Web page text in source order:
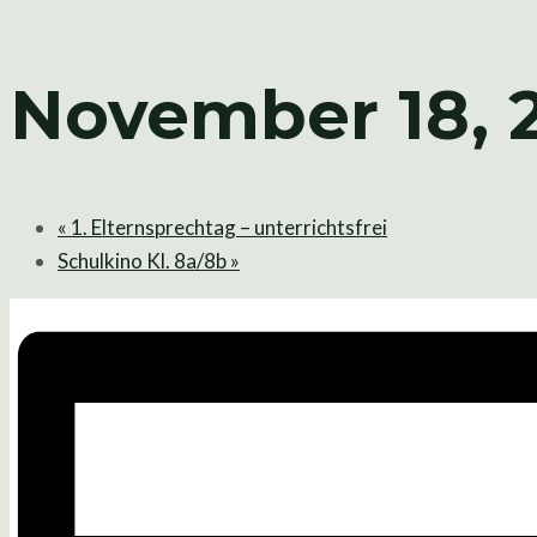
November 18,
« 1. Elternsprechtag – unterrichtsfrei
Schulkino Kl. 8a/8b»